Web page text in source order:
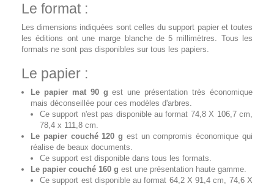
Le format :
Les dimensions indiquées sont celles du support papier et toutes
les éditions ont une marge blanche de 5 millimètres. Tous les
formats ne sont pas disponibles sur tous les papiers.
Le papier :
Le papier mat 90 g est une présentation très économique
mais déconseillée pour ces modèles d'arbres.
Ce support n'est pas disponible au format 74,8 X 106,7 cm,
78,4 x 111,8 cm.
Le papier couché 120 g est un compromis économique qui
réalise de beaux documents.
Ce support est disponible dans tous les formats.
Le papier couché 160 g est une présentation haute gamme.
Ce support est disponible au format 64,2 X 91,4 cm, 74,6 X